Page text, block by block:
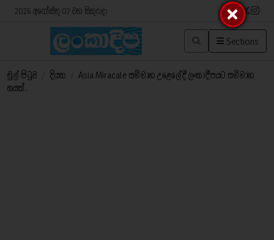
2026 අගෝස්තු 07 වන සිකුරාදා
Sections
මුල් පිටුව දියත
Asia Miracale සම්මාන උළෙලේදී ලංකාදීපයට සම්මාන
හයක්..